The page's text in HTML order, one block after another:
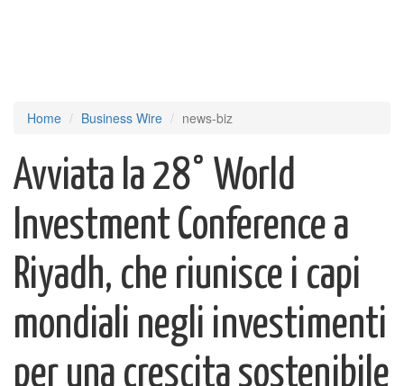
Home Business Wire news-biz
Avviata la 28° World
Investment Conference a
Riyadh, che riunisce i capi
mondiali negli investimenti
per una crescita sostenibile